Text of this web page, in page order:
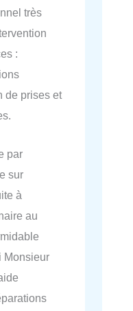
très
:
de prises et
par
sur
à
au
Monsieur